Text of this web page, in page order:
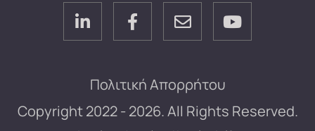
Copyright 2022 - 2026. All Rights Reserved.
Πολιτική Απορρήτου